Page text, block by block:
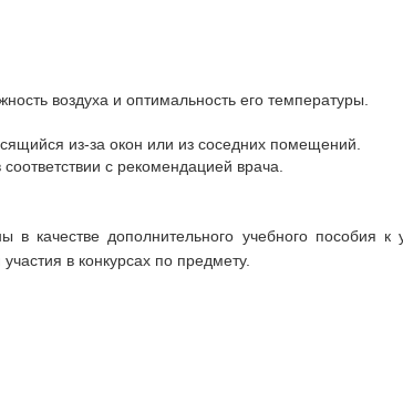
воздуха и оптимальность его температуры.
из-за окон или из соседних помещений.
с рекомендацией врача.
в качестве дополнительного учебного пособия
в конкурсах по предмету.